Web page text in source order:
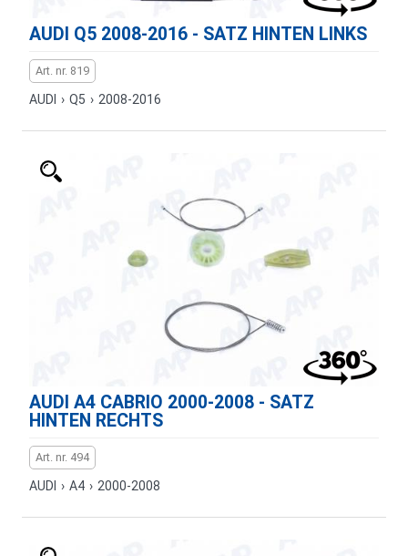
AUDI Q5 2008-2016 - SATZ HINTEN LINKS
Art. nr. 819
AUDI › Q5 › 2008-2016
AUDI A4 CABRIO 2000-2008 - SATZ
HINTEN RECHTS
Art. nr. 494
AUDI › A4 › 2000-2008